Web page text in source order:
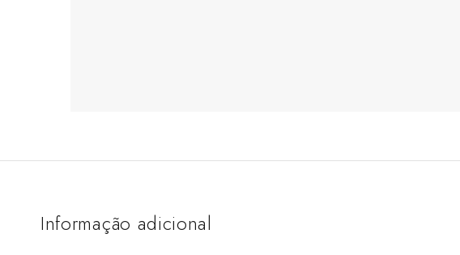
Informação adicional